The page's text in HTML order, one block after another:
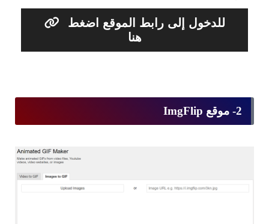
للدخول إلى رابط الموقع اضغط
هنا
2- موقع ImgFlip